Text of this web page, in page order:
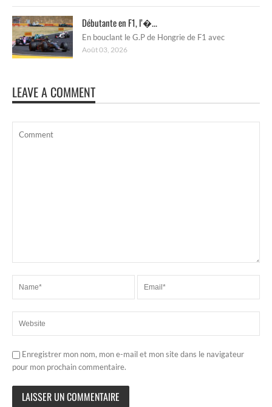
Débutante en F1, l’�...
En bouclant le G.P de Hongrie de F1 avec
Août 03, 2026
LEAVE A COMMENT
Enregistrer mon nom, mon e-mail et mon site dans le navigateur
pour mon prochain commentaire.